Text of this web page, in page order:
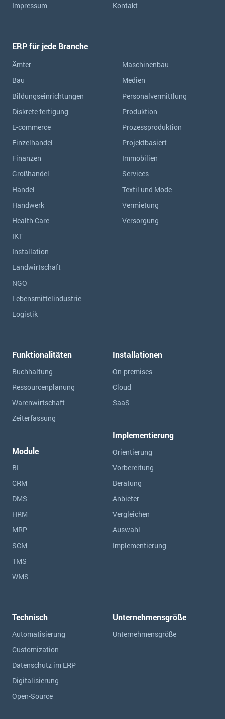
Impressum
Kontakt
ERP für jede Branche
Ämter
Bau
Bildungseinrichtungen
Diskrete fertigung
E-commerce
Einzelhandel
Finanzen
Großhandel
Handel
Handwerk
Health Care
IKT
Installation
Landwirtschaft
NGO
Lebensmittelindustrie
Logistik
Maschinenbau
Medien
Personalvermittlung
Produktion
Prozessproduktion
Projektbasiert
Immobilien
Services
Textil und Mode
Vermietung
Versorgung
Funktionalitäten
Buchhaltung
Ressourcen­planung
Warenwirtschaft
Zeiterfassung
Module
BI
CRM
DMS
HRM
MRP
SCM
TMS
WMS
Installationen
On-premises
Cloud
SaaS
Implementierung
Orientierung
Vorbereitung
Beratung
Anbieter
Vergleichen
Auswahl
Implementierung
Technisch
Automatisierung
Customization
Datenschutz im ERP
Digitalisierung
Open-Source
Unternehmensgröße
Unternehmensgröße